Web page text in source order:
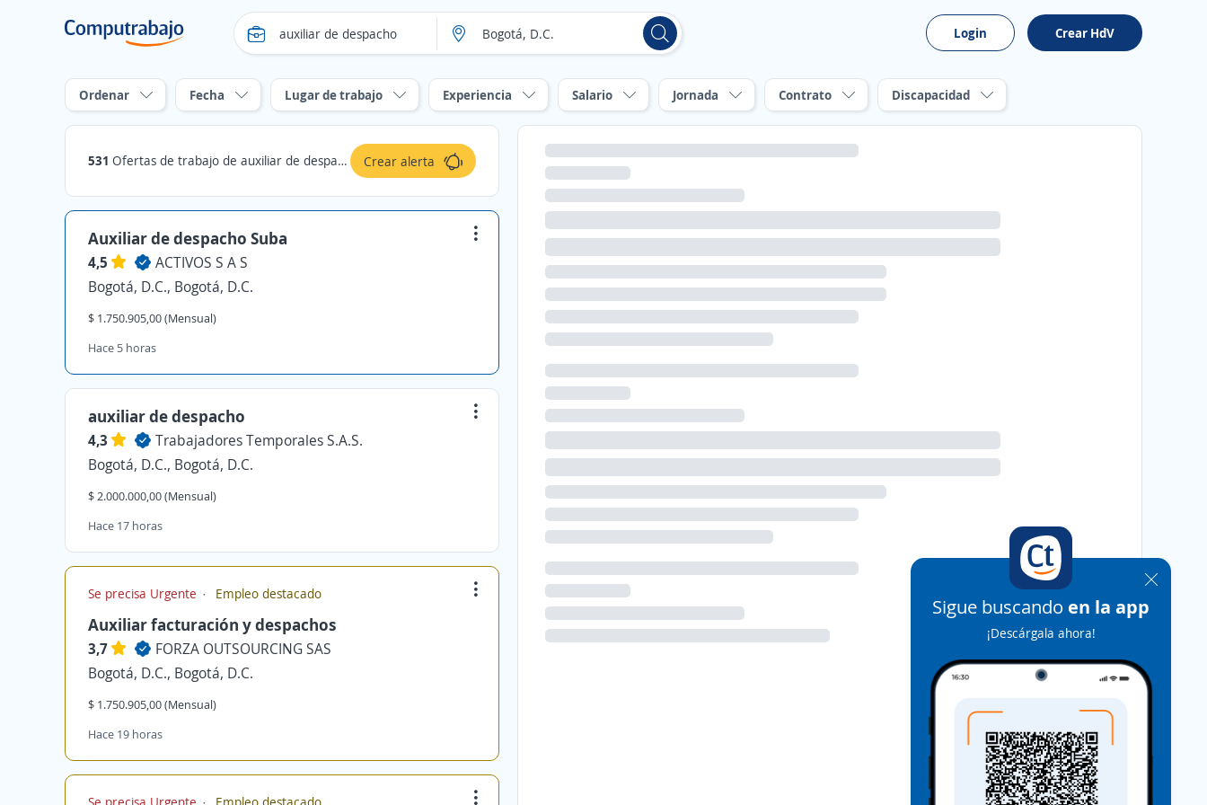
Login Crear HdV
Ordenar Fecha Lugar de trabajo Experiencia Salario Jornada Contrato Discapacidad
531 Ofertas de trabajo de auxiliar de despacho en Bogotá, D.C. Crear alerta
Auxiliar de despacho Suba
4,5
ACTIVOS S A S
Bogotá, D.C., Bogotá, D.C.
$ 1.750.905,00 (Mensual)
Hace 5 horas
auxiliar de despacho
4,3
Trabajadores Temporales S.A.S.
Bogotá, D.C., Bogotá, D.C.
$ 2.000.000,00 (Mensual)
Hace 17 horas
Se precisa Urgente Empleo destacado
Auxiliar facturación y despachos
3,7
FORZA OUTSOURCING SAS
Bogotá, D.C., Bogotá, D.C.
$ 1.750.905,00 (Mensual)
Hace 19 horas
Sigue buscando en la app
¡Descárgala ahora!